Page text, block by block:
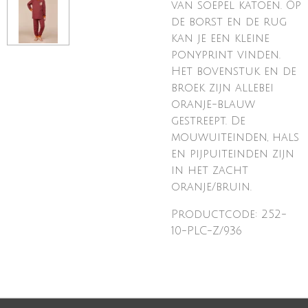
van soepel katoen. Op
de borst en de rug
kan je een kleine
ponyprint vinden.
Het bovenstuk en de
broek zijn allebei
oranje-blauw
gestreept. De
mouwuiteinden, hals
en pijpuiteinden zijn
in het zacht
oranje/bruin.
Productcode: 252-
10-PLC-Z/936